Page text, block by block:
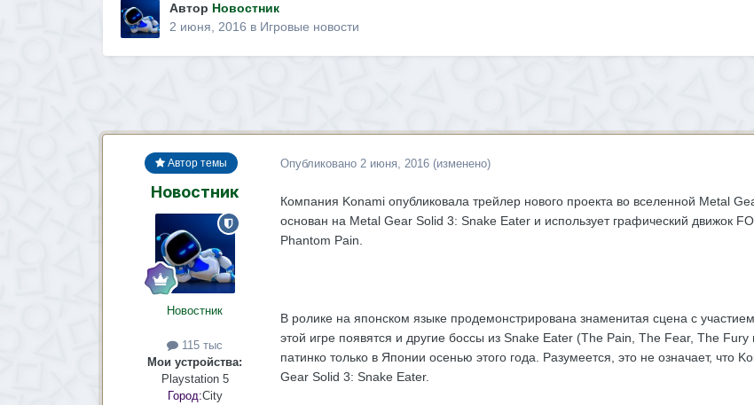
Автор Новостник
2 июня, 2016 в Игровые новости
Автор темы
Новостник
Новостник
115 тыс
Мои устройства:
Playstation 5
Город:City
Опубликовано 2 июня, 2016 (изменено)
Компания Konami опубликовала трейлер нового проекта во вселенной Metal
основан на Metal Gear Solid 3: Snake Eater и использует графический движок
Phantom Pain.
В ролике на японском языке продемонстрирована знаменитая сцена с
этой игре появятся и другие боссы из Snake Eater (The Pain, The Fear, The
патинко только в Японии осенью этого года. Разумеется, это не означает,
Gear Solid 3: Snake Eater.